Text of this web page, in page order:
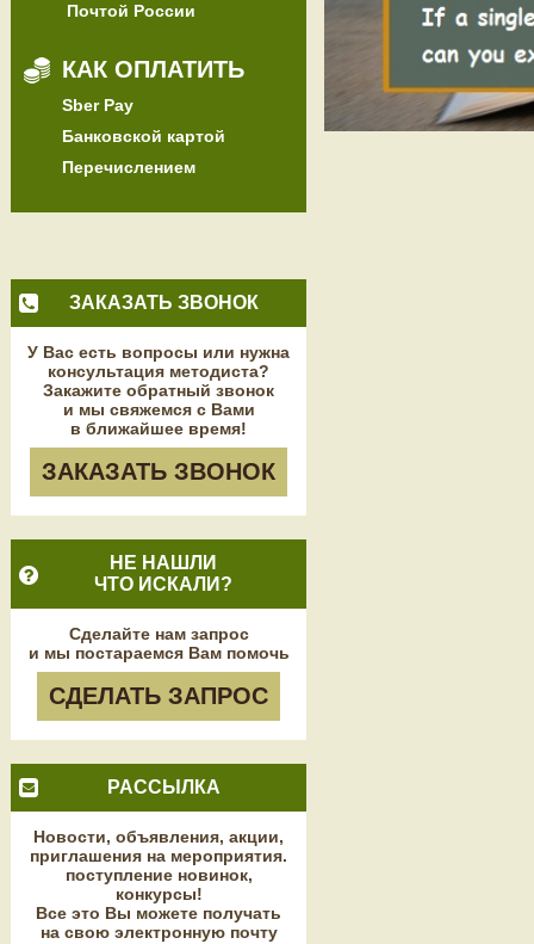
Почтой России
КАК ОПЛАТИТЬ
Sber Pay
Банковской картой
Перечислением
ЗАКАЗАТЬ ЗВОНОК
У Вас есть вопросы или нужна
консультация методиста?
Закажите обратный звонок
и мы свяжемся с Вами
в ближайшее время!
ЗАКАЗАТЬ ЗВОНОК
НЕ НАШЛИ
ЧТО ИСКАЛИ?
Сделайте нам запрос
и мы постараемся Вам помочь
СДЕЛАТЬ ЗАПРОС
РАССЫЛКА
Новости, объявления, акции,
приглашения на мероприятия.
поступление новинок,
конкурсы!
Все это Вы можете получать
на свою электронную почту